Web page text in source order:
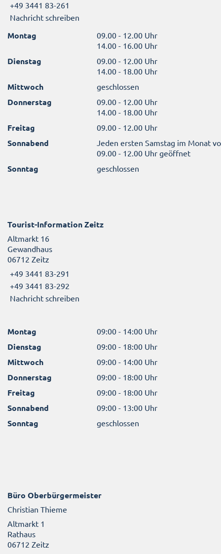
+49 3441 83-261
Nachricht schreiben
Montag
09.00 - 12.00 Uhr
14.00 - 16.00 Uhr
Dienstag
09.00 - 12.00 Uhr
14.00 - 18.00 Uhr
Mittwoch geschlossen
Donnerstag
09.00 - 12.00 Uhr
14.00 - 18.00 Uhr
Freitag 09.00 - 12.00 Uhr
Sonnabend
Jeden ersten Samstag im Monat
09.00 - 12.00 Uhr geöffnet
Sonntag geschlossen
Tourist-Information Zeitz
Altmarkt 16
Gewandhaus
06712 Zeitz
+49 3441 83-291
+49 3441 83-292
Nachricht schreiben
Montag 09:00 - 14:00 Uhr
Dienstag 09:00 - 18:00 Uhr
Mittwoch 09:00 - 14:00 Uhr
Donnerstag 09:00 - 18:00 Uhr
Freitag 09:00 - 18:00 Uhr
Sonnabend 09:00 - 13:00 Uhr
Sonntag geschlossen
Büro Oberbürgermeister
Christian Thieme
Altmarkt 1
Rathaus
06712 Zeitz